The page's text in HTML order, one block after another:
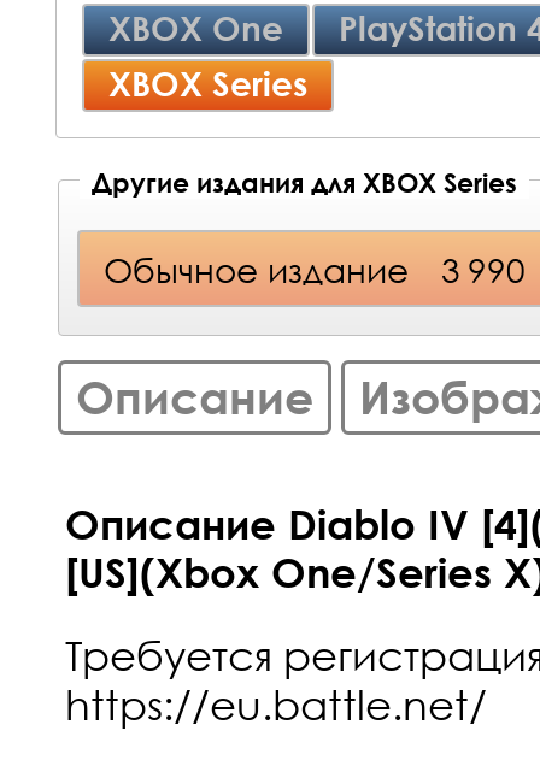
XBOX One
PlayStation
XBOX Series
Другие издания для XBOX Series
Обычное издание 3 990
Описание
Описание Diablo IV
[US](Xbox One/Series
Требуется
https://eu.battle.net/